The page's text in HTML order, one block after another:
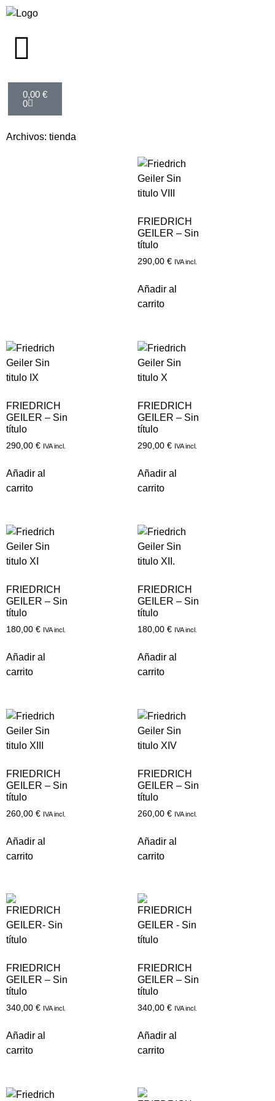
0,00 €
0
Archivos: tienda
FRIEDRICH
GEILER – Sin
título
290,00 € IVA incl.
Añadir al
carrito
FRIEDRICH
GEILER – Sin
título
290,00 € IVA incl.
Añadir al
carrito
FRIEDRICH
GEILER – Sin
título
290,00 € IVA incl.
Añadir al
carrito
FRIEDRICH
GEILER – Sin
título
180,00 € IVA incl.
Añadir al
carrito
FRIEDRICH
GEILER – Sin
título
180,00 € IVA incl.
Añadir al
carrito
FRIEDRICH
GEILER – Sin
título
260,00 € IVA incl.
Añadir al
carrito
FRIEDRICH
GEILER – Sin
título
260,00 € IVA incl.
Añadir al
carrito
FRIEDRICH
GEILER – Sin
título
340,00 € IVA incl.
Añadir al
carrito
FRIEDRICH
GEILER – Sin
título
340,00 € IVA incl.
Añadir al
carrito